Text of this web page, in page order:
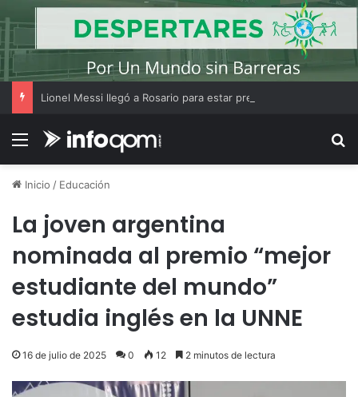
Menú
Inicio / Educación
La joven argentina
nominada al premio “mejor
estudiante del mundo”
estudia inglés en la UNNE
16 de julio de 2025 0 12 2 minutos de lectura